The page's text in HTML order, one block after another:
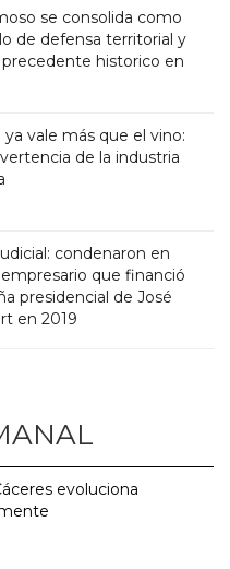
se consolida como
de defensa territorial y
historico en
ya vale más que el vino:
de la industria
condenaron en
empresario que financió
presidencial de José
en 2019
evoluciona